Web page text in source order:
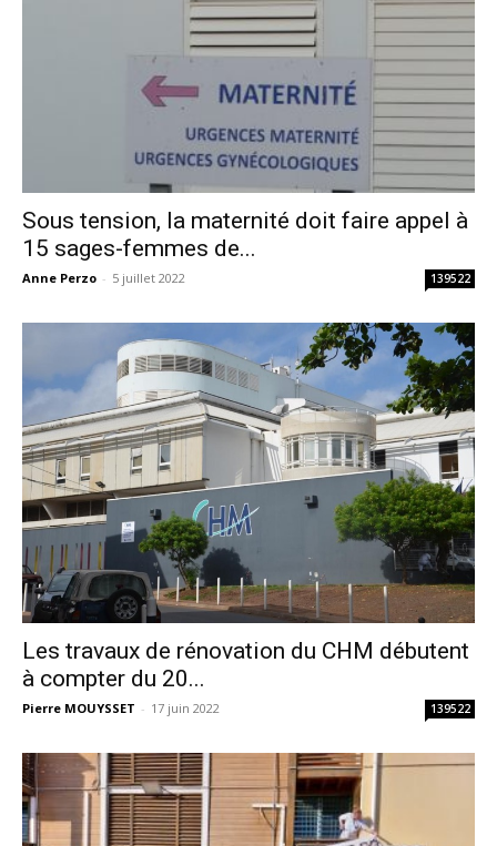
Sous tension, la maternité doit faire appel à
15 sages-femmes de...
Anne Perzo - 5 juillet 2022 139522
Les travaux de rénovation du CHM débutent
à compter du 20...
Pierre MOUYSSET - 17 juin 2022 139522